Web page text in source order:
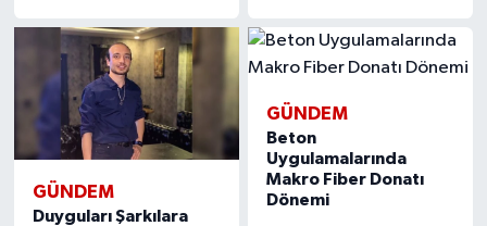
GÜNDEM
Duyguları Şarkılara
GÜNDEM
Beton
Uygulamalarında
Makro Fiber Donatı
Dönemi